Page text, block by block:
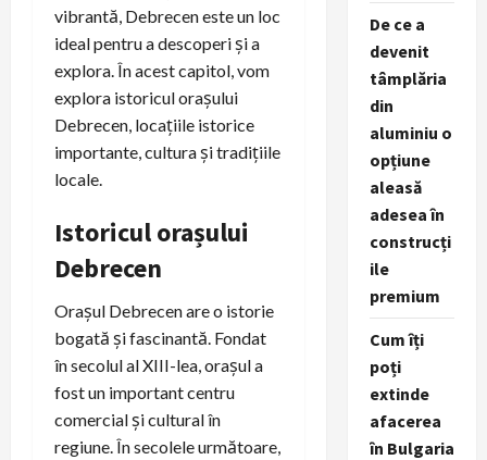
vibrantă, Debrecen este un loc
ideal pentru a descoperi și a
explora. În acest capitol, vom
explora istoricul orașului
Debrecen, locațiile istorice
importante, cultura și tradițiile
locale.
Istoricul orașului
Debrecen
Orașul Debrecen are o istorie
bogată și fascinantă. Fondat
în secolul al XIII-lea, orașul a
fost un important centru
comercial și cultural în
regiune. În secolele următoare,
De ce a
devenit
tâmplăria
din
aluminiu o
opțiune
aleasă
adesea în
construcți
ile
premium
Cum îți
poți
extinde
afacerea
în Bulgaria